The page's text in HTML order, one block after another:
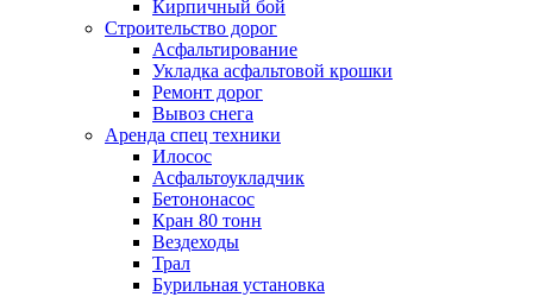
Кирпичный бой
Строительство дорог
Асфальтирование
Укладка асфальтовой крошки
Ремонт дорог
Вывоз снега
Аренда спец техники
Илосос
Асфальтоукладчик
Бетононасос
Кран 80 тонн
Вездеходы
Трал
Бурильная установка